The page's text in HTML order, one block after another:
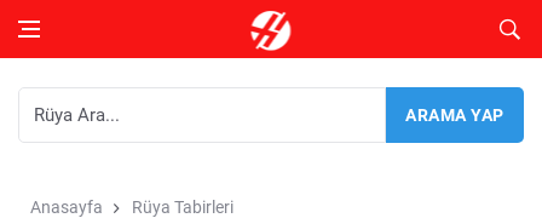
Anasayfa Rüya Tabirleri